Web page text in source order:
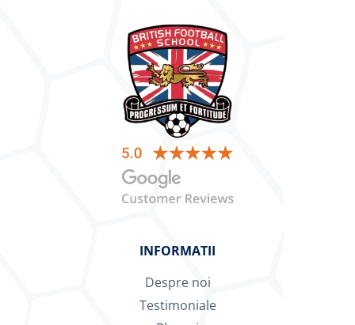
INFORMATII
Despre noi
Testimoniale